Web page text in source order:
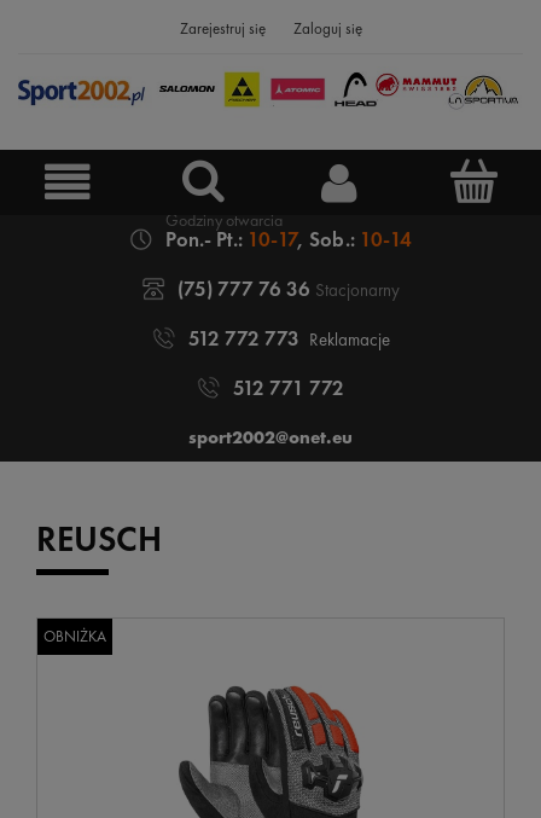
Zarejestruj się Zaloguj się
Pon.- Pt.: 10-17, Sob.: 10-14
(75) 777 76 36 Stacjonarny
512 772 773 Reklamacje
512 771 772
sport2002@onet.eu
REUSCH
OBNIŻKA